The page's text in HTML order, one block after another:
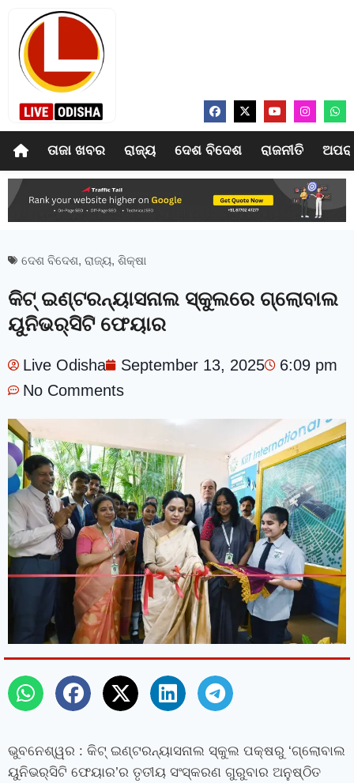
ତାଜା ଖବର ରାଜ୍ୟ ଦେଶ ବିଦେଶ ରାଜନୀତି
ଦେଶ ବିଦେଶ, ରାଜ୍ୟ, ଶିକ୍ଷା
କିଟ୍ ଇଣ୍ଟରନ୍ୟାସନାଲ ସ୍କୁଲରେ ଗ୍ଲୋବାଲ
ୟୁନିଭର୍‍ସିଟି ଫେୟାର
Live Odisha September 13, 2025
6:09 pm
No Comments
ଭୁବନେଶ୍ୱର : କିଟ୍ ଇଣ୍ଟରନ୍ୟାସନାଲ ସ୍କୁଲ ପକ୍ଷରୁ ‘ଗ୍ଲୋବାଲ
ୟୁନିଭର୍‍ସିଟି ଫେୟାର’ର ତୃତୀୟ ସଂସ୍କରଣ ଗୁରୁବାର ଅନୁଷ୍ଠିତ